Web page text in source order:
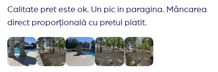
Calitate pret este ok. Un pic in paragina. Mâncarea
direct proporțională cu pretul platit.